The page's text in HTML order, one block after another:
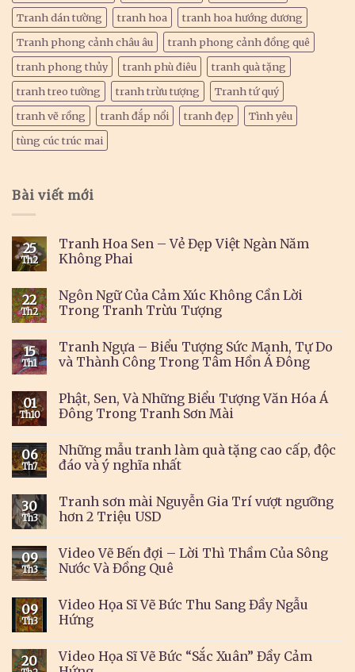
Tranh dán tường
tranh hoa
tranh hoa hướng dương
Tranh phong cảnh châu âu
tranh phong cảnh đồng quê
tranh phong thủy
tranh phù điêu
tranh quà tặng
tranh treo tường
tranh trừu tượng
Tranh tứ quý
tranh vẽ rồng
tranh đắp nổi tranh đẹp
Tình yêu
tùng cúc trúc mai
Bài viết mới
25
Th2
Tranh Hoa Sen – Vẻ Đẹp Việt Ngàn Năm
Không Phai
22
Th2
Ngôn Ngữ Của Cảm Xúc Không Cần Lời
Trong Tranh Trừu Tượng
15
Th1
Tranh Ngựa – Biểu Tượng Sức Mạnh, Tự Do
và Thành Công Trong Tâm Hồn Á Đông
01
Th10
Phật, Sen, Và Những Biểu Tượng Văn Hóa Á
Đông Trong Tranh Sơn Mài
06
Th7
Những mẫu tranh làm quà tặng cao cấp, độc
đáo và ý nghĩa nhất
30
Th3
Tranh sơn mài Nguyễn Gia Trí vượt ngưỡng
hơn 2 Triệu USD
09
Th3
Video Vẽ Bến đợi – Lời Thì Thầm Của Sông
Nước Và Đồng Quê
09
Th3
Video Họa Sĩ Vẽ Bức Thu Sang Đầy Ngẫu
Hứng
20
Video Họa Sĩ Vẽ Bức “Sắc Xuân” Đầy Cảm